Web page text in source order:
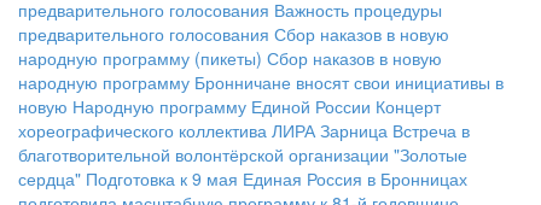
предварительного голосования Важность процедуры
предварительного голосования Сбор наказов в новую
народную программу (пикеты) Сбор наказов в новую
народную программу Бронничане вносят свои инициативы в
новую Народную программу Единой России Концерт
хореографического коллектива ЛИРА Зарница Встреча в
благотворительной волонтёрской организации "Золотые
сердца" Подготовка к 9 мая Единая Россия в Бронницах